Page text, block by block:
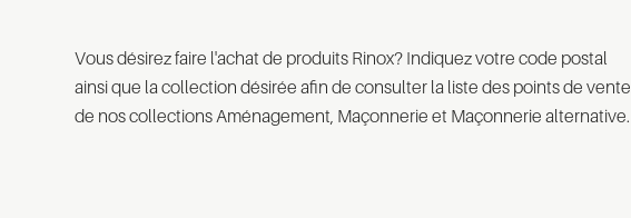
Vous désirez faire l'achat de produits Rinox? Indiquez votre code postal
ainsi que la collection désirée afin de consulter la liste des points de vente
de nos collections Aménagement, Maçonnerie et Maçonnerie alternative.